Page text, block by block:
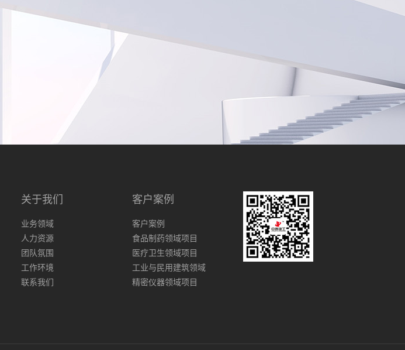
关于我们
业务领域
人力资源
团队氛围
工作环境
联系我们
客户案例
客户案例
食品制药领域项目
医疗卫生领域项目
工业与民用建筑领域
精密仪器领域项目